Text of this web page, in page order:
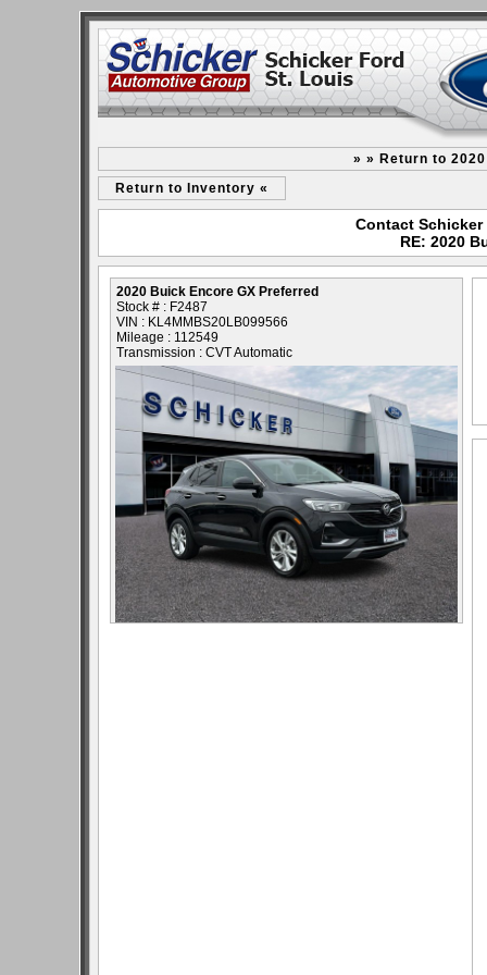
» » Return to
Return to Inventory «
Contact
RE: 2020
2020 Buick Encore GX Preferred
Stock # : F2487
VIN : KL4MMBS20LB099566
Mileage : 112549
Transmission : CVT Automatic